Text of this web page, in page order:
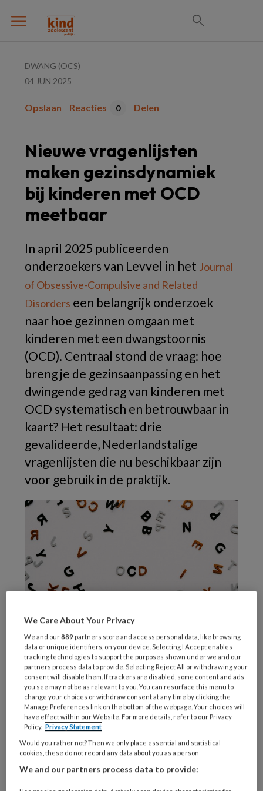
DWANG (OCS)
04 JUN 2025
Opslaan Reacties 0 Delen
Nieuwe vragenlijsten
maken gezinsdynamiek
bij kinderen met OCD
meetbaar
In april 2025 publiceerden
onderzoekers van Levvel in het Journal
of Obsessive-Compulsive and Related
Disorders een belangrijk onderzoek
naar hoe gezinnen omgaan met
kinderen met een dwangstoornis
(OCD). Centraal stond de vraag: hoe
breng je de gezinsaanpassing en het
dwingende gedrag van kinderen met
OCD systematisch en betrouwbaar in
kaart? Het resultaat: drie
gevalideerde, Nederlandstalige
vragenlijsten die nu beschikbaar zijn
voor gebruik in de praktijk.
Foto: Annie Spratt
Het doel van het
onderzoek
Kinderen met OCD vertonen vaak
dwangmatig of angstig gedrag waarvoor ze
Ouders proberen te helpen door zich aan te
We Care About Your Privacy
We and our889 partners store and access personal data, like browsing
data or unique identifiers, on your device. Selecting I Accept enables
tracking technologies to support the purposes shown under we and our
partners process data to provide. Selecting Reject All or withdrawing your
consent will disable them. If trackers are disabled, some content and ads
you see may not be as relevant to you. You can resurface this menu to
change your choices or withdraw consent at any time by clicking the
Manage Preferences link on the bottom of the webpage. Your choices will
have effect within our Website. For more details, refer to our Privacy
Policy. Privacy Statement
Would you rather not? Then we only place essential and statistical
cookies, these do not record any data about you as a person
We and our partners process data to provide: